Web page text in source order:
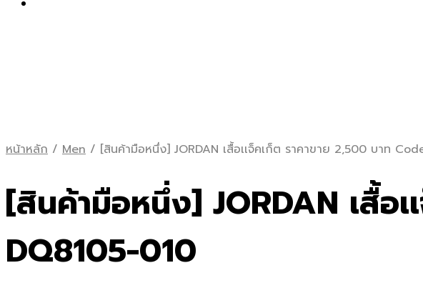
หน้าหลัก / Men / [สินค้ามือหนึ่ง] JORDAN เสื้อเเจ็คเก็ต ราคาขาย 2,500 บาท
[สินค้ามือหนึ่ง] JORDAN เสื้อ
DQ8105-010